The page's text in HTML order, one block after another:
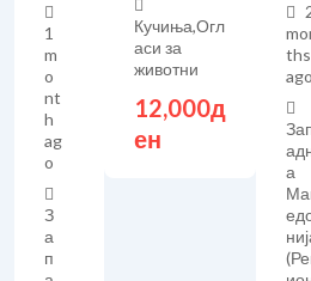
1
m
o
nt
h
ag
o
З
а
п
Кучиња,Огл
аси за
животни
12,000д
ен
ths
ago
а